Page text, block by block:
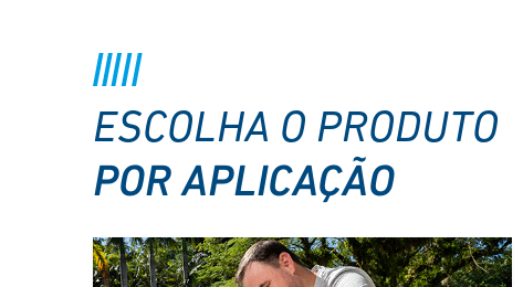
ESCOLHA O PRODUTO
POR APLICAÇÃO